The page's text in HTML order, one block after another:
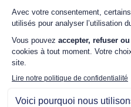
HORAIRES
Du lundi au vendredi
NOUS SUIVRE